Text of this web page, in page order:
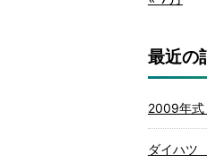
最近の
2009年
ダイハツ